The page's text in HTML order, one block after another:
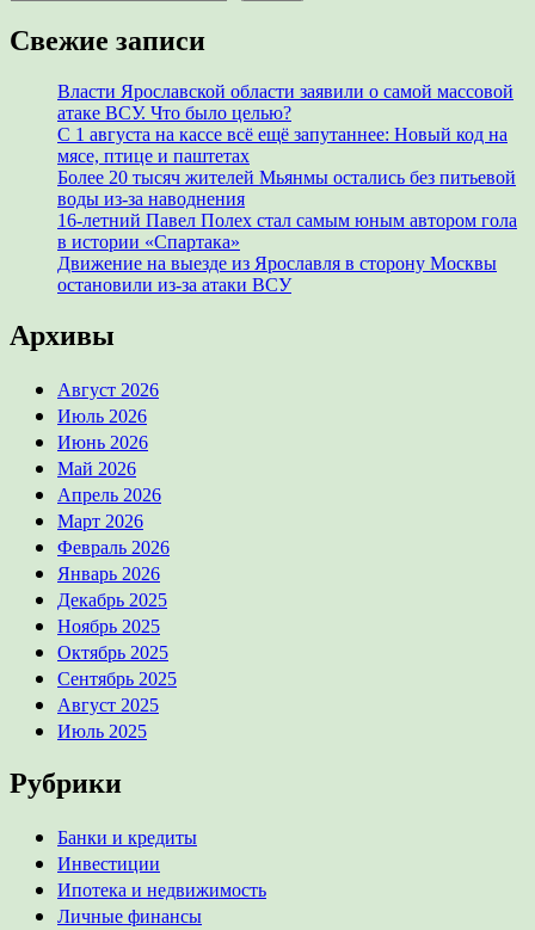
Свежие записи
Власти Ярославской области заявили о самой массовой
атаке ВСУ. Что было целью?
С 1 августа на кассе всё ещё запутаннее: Новый код на
мясе, птице и паштетах
Более 20 тысяч жителей Мьянмы остались без питьевой
воды из-за наводнения
16-летний Павел Полех стал самым юным автором гола
в истории «Спартака»
Движение на выезде из Ярославля в сторону Москвы
остановили из-за атаки ВСУ
Архивы
Август 2026
Июль 2026
Июнь 2026
Май 2026
Апрель 2026
Март 2026
Февраль 2026
Январь 2026
Декабрь 2025
Ноябрь 2025
Октябрь 2025
Сентябрь 2025
Август 2025
Июль 2025
Рубрики
Банки и кредиты
Инвестиции
Ипотека и недвижимость
Личные финансы